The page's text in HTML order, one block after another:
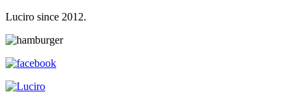
Luciro since 2012.